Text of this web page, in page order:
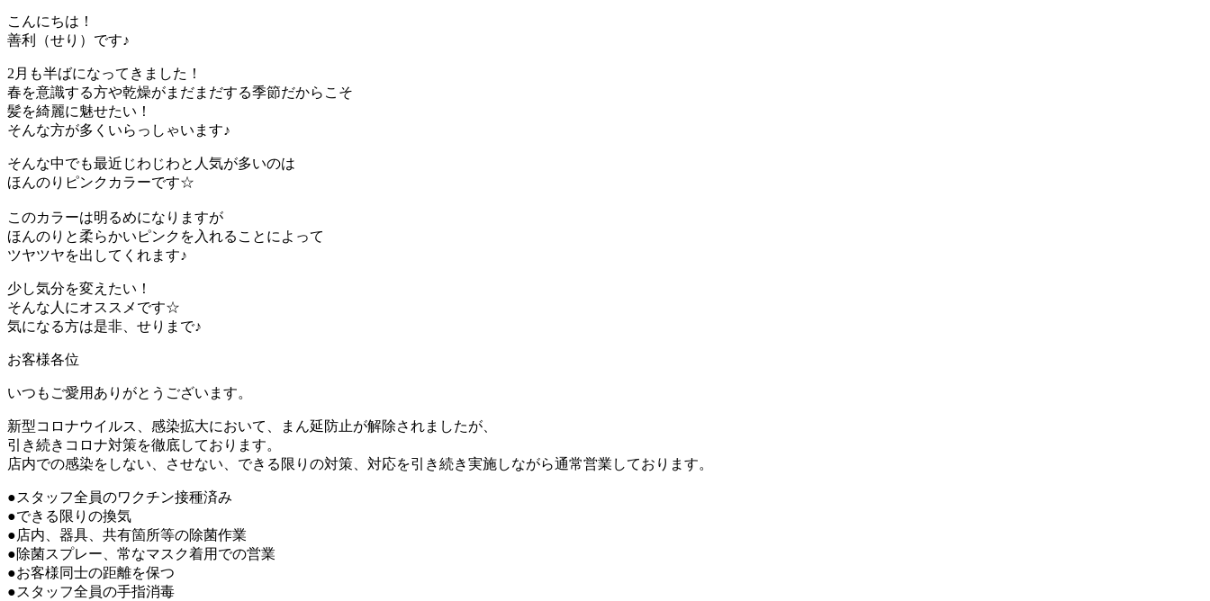
こんにちは！
善利（せり）です♪
2月も半ばになってきました！
春を意識する方や乾燥がまだまだする季節だからこそ
髪を綺麗に魅せたい！
そんな方が多くいらっしゃいます♪
そんな中でも最近じわじわと人気が多いのは
ほんのりピンクカラーです☆
このカラーは明るめになりますが
ほんのりと柔らかいピンクを入れることによって
ツヤツヤを出してくれます♪
少し気分を変えたい！
そんな人にオススメです☆
気になる方は是非、せりまで♪
お客様各位
いつもご愛用ありがとうございます。
新型コロナウイルス、感染拡大において、まん延防止が解除されましたが、
引き続きコロナ対策を徹底しております。
店内での感染をしない、させない、できる限りの対策、対応を引き続き実施しながら通常営業しております。
●スタッフ全員のワクチン接種済み
●できる限りの換気
●店内、器具、共有箇所等の除菌作業
●除菌スプレー、常なマスク着用での営業
●お客様同士の距離を保つ
●スタッフ全員の手指消毒